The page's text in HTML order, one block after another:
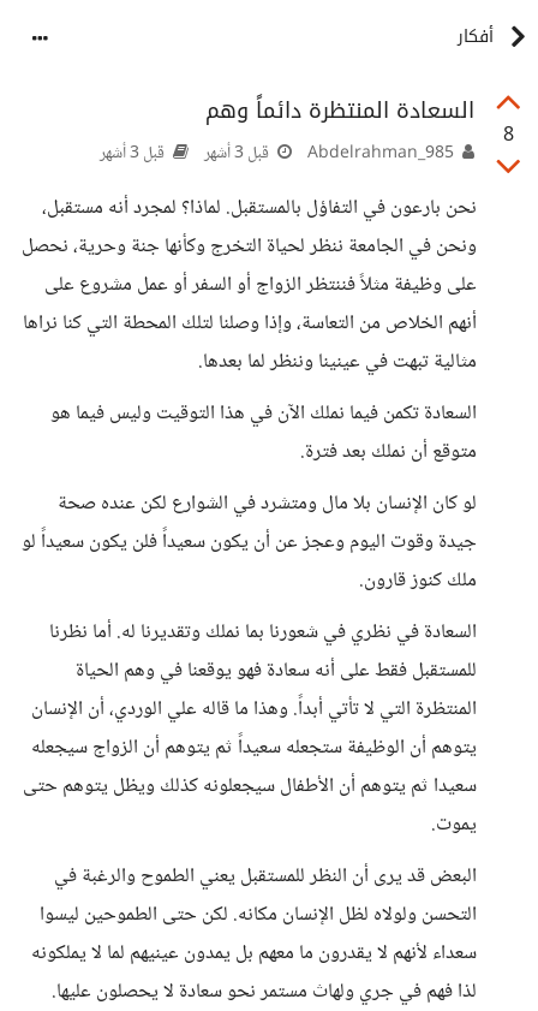
أفكار
8
السعادة المنتظرة دائماً وهم
قبل 3 أشهر قبل 3 أشهر
نحن بارعون في التفاؤل بالمستقبل. لماذا؟ لمجرد أنه مستقبل،
ونحن في الجامعة ننظر لحياة التخرج وكأنها جنة وحرية، نحصل
على وظيفة مثلاً فننتظر الزواج أو السفر أو عمل مشروع على
أنهم الخلاص من التعاسة، وإذا وصلنا لتلك المحطة التي كنا نراها
مثالية تبهت في عينينا وننظر لما بعدها.
السعادة تكمن فيما نملك الآن في هذا التوقيت وليس فيما هو
متوقع أن نملك بعد فترة.
لو كان الإنسان بلا مال ومتشرد في الشوارع لكن عنده صحة
جيدة وقوت اليوم وعجز عن أن يكون سعيداً فلن يكون سعيداً لو
ملك كنوز قارون.
السعادة في نظري في شعورنا بما نملك وتقديرنا له. أما نظرنا
للمستقبل فقط على أنه سعادة فهو يوقعنا في وهم الحياة
المنتظرة التي لا تأتي أبداً. وهذا ما قاله علي الوردي، أن الإنسان
يتوهم أن الوظيفة ستجعله سعيداً ثم يتوهم أن الزواج سيجعله
سعيدا ثم يتوهم أن الأطفال سيجعلونه كذلك ويظل يتوهم حتى
يموت.
البعض قد يرى أن النظر للمستقبل يعني الطموح والرغبة في
التحسن ولولاه لظل الإنسان مكانه. لكن حتى الطموحين ليسوا
سعداء لأنهم لا يقدرون ما معهم بل يمدون عينيهم لما لا يملكونه
لذا فهم في جري ولهاث مستمر نحو سعادة لا يحصلون عليها.